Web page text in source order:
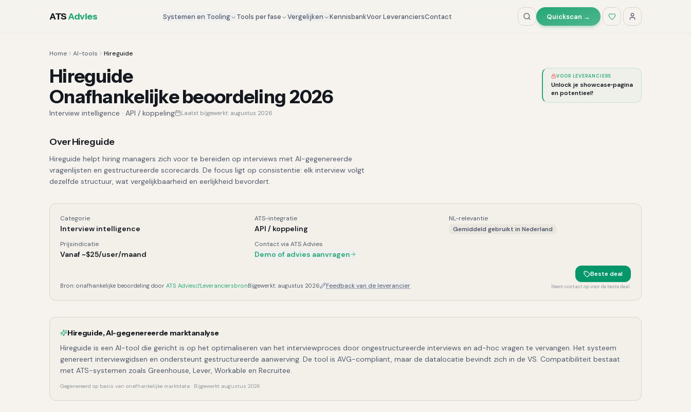
ATSAdvies Systemen en Tooling Tools per fase Vergelijken KennisbankVoor LeveranciersContact Quickscan →
Home AI-tools Hireguide
Hireguide
Onafhankelijke beoordeling 2026
Interview intelligence · API / koppeling Laatst bijgewerkt: augustus 2026
VOOR LEVERANCIERS
Unlock je showcase‑pagina
en potentieel!
OverHireguide
Hireguide helpt hiring managers zich voor te bereiden op interviews met AI-gegenereerde
vragenlijsten en gestructureerde scorecards. De focus ligt op consistentie: elk interview volgt
dezelfde structuur, wat vergelijkbaarheid en eerlijkheid bevordert.
Hireguide
Categorie
Interview intelligence
ATS-integratie
API / koppeling
NL-relevantie
Gemiddeld gebruikt in Nederland
Prijsindicatie
Vanaf ~$25/user/maand
Contact via ATS Advies
Demo of advies aanvragen
Bron: onafhankelijke beoordeling door ATS Advies LeveranciersbronBijgewerkt: augustus 2026 Feedback van de leverancier
Beste deal
Neem contact op voor de beste deal.
Hireguide,AI-gegenereerde marktanalyse
Hireguide is een AI-tool die gericht is op het optimaliseren van het interviewproces door ongestructureerde interviews en ad-hoc vragen te vervangen. Het systeem
genereert interviewgidsen en ondersteunt gestructureerde aanwerving. De tool is AVG-compliant, maar de datalocatie bevindt zich in de VS. Compatibiliteit bestaat
met ATS-systemen zoals Greenhouse, Lever, Workable en Recruitee.
Gegenereerd op basis van onafhankelijke marktdata · Bijgewerkt augustus 2026